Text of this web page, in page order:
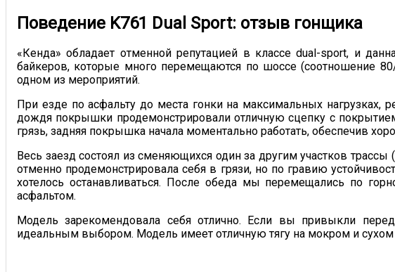
Поведение K761 Dual Sport: отзыв гонщика
«Кенда» обладает отменной репутацией в классе dual-sport, и
байкеров, которые много перемещаются по шоссе (соотношение
одном из мероприятий.
При езде по асфальту до места гонки на максимальных нагрузках,
дождя покрышки продемонстрировали отличную сцепку с
грязь, задняя покрышка начала моментально работать, обеспечив
Весь заезд состоял из сменяющихся один за другим участков
отменно продемонстрировала себя в грязи, но по гравию
хотелось останавливаться. После обеда мы перемещались по
асфальтом.
Модель зарекомендовала себя отлично. Если вы привыкли
идеальным выбором. Модель имеет отличную тягу на мокром и